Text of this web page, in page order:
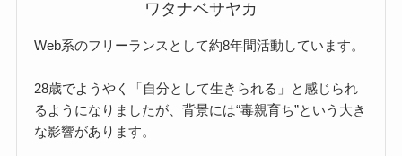
ワタナベサヤカ
Web系のフリーランスとして約8年間活動しています。
28歳でようやく「自分として生きられる」と感じられ
るようになりましたが、背景には“毒親育ち”という大き
な影響があります。